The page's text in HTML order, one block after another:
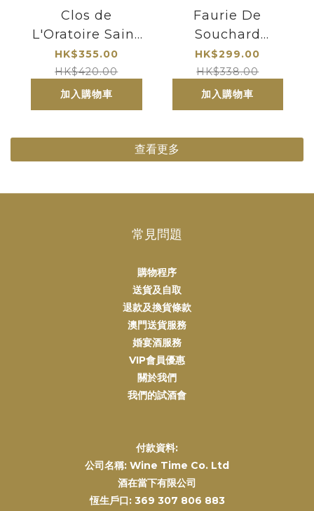
Clos de
L'Oratoire Saint
Emilion Grand
Cru Classe 2021
HK$355.00
HK$420.00
加入購物車
Faurie De
Souchard
2015|Saint
Emilion Grand
Cru Classe
HK$299.00
HK$338.00
加入購物車
查看更多
常見問題
購物程序
送貨及自取
退款及換貨條款
澳門送貨服務
婚宴酒服務
VIP會員優惠
關於我們
我們的試酒會
付款資料:
公司名稱: Wine Time Co. Ltd
酒在當下有限公司
恆生戶口: 369 307 806 883